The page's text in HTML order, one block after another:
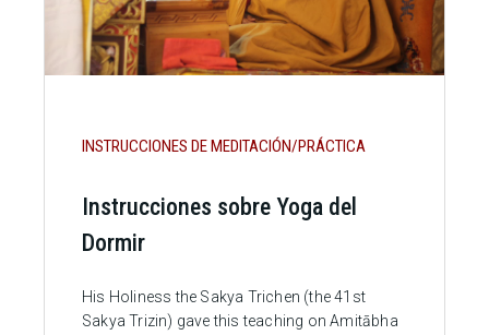
INSTRUCCIONES DE MEDITACIÓN/PRÁCTICA
Instrucciones sobre Yoga del
Dormir
His Holiness the Sakya Trichen (the 41st
Sakya Trizin) gave this teaching on Amitābha